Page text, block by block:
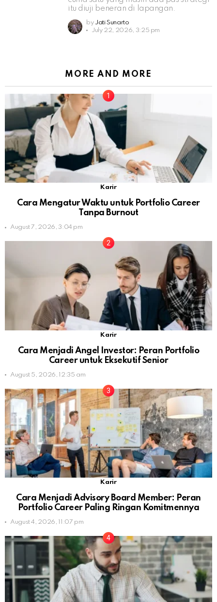
itu diuji beneran di lapangan.
by Jati Sunarto
July 22, 2026, 3:25 pm
MORE AND MORE
Karir
Cara Mengatur Waktu untuk Portfolio Career
Tanpa Burnout
August 7, 2026, 3:04 pm
Karir
Cara Menjadi Angel Investor: Peran Portfolio
Career untuk Eksekutif Senior
August 5, 2026, 12:35 am
Karir
Cara Menjadi Advisory Board Member: Peran
Portfolio Career Paling Ringan Komitmennya
August 4, 2026, 11:07 pm